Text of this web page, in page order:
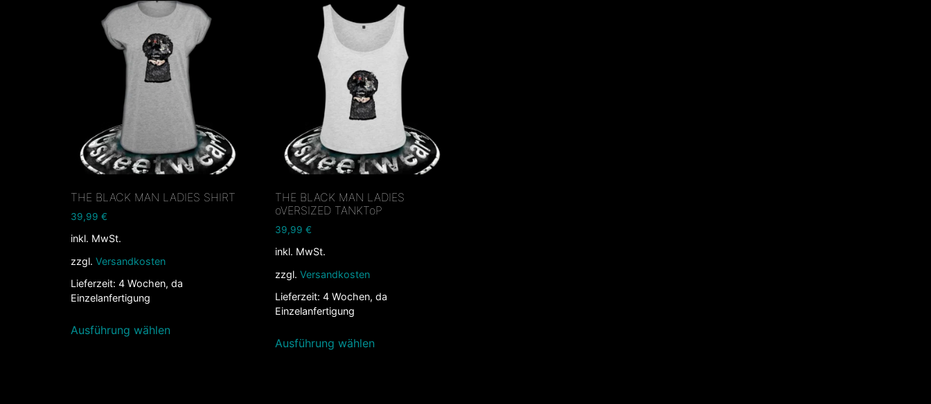
THE BLACK MAN LADIES SHIRT
39,99 €
inkl. MwSt.
zzgl. Versandkosten
Lieferzeit: 4 Wochen, da
Einzelanfertigung
Ausführung wählen
THE BLACK MAN LADIES
oVERSIZED TANKToP
39,99 €
inkl. MwSt.
zzgl. Versandkosten
Lieferzeit: 4 Wochen, da
Einzelanfertigung
Ausführung wählen